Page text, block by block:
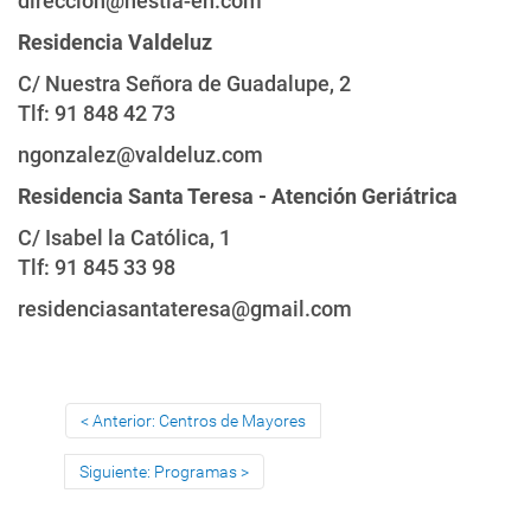
Residencia Valdeluz
C/ Nuestra Señora de Guadalupe, 2
Tlf: 91 848 42 73
ngonzalez@valdeluz.com
Residencia Santa Teresa - Atención Geriátrica
C/ Isabel la Católica, 1
Tlf: 91 845 33 98
residenciasantateresa@gmail.com
Anterior: Centros de Mayores
Siguiente: Programas